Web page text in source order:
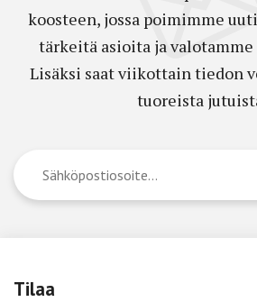
koosteen, jossa poimimme
tärkeitä asioita ja
Lisäksi saat viikottain tiedon
tuoreista
Tilaa